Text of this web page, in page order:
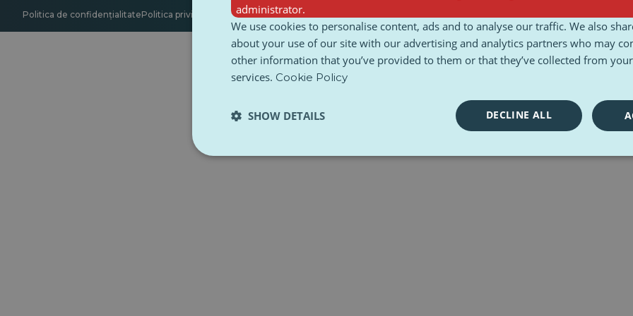
Politica de confidențialitatePolitica privind cookie-urileAccesibilitate
administrator.
We use cookies to personalise content, ads and to analyse our traffic. We also
about your use of our site with our advertising and analytics partners who may
other information that you’ve provided to them or that they’ve collected from
services. Cookie Policy
DECLINE ALL
SHOW DETAILS